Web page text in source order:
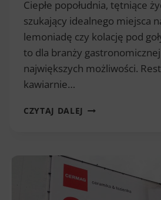
Ciepłe popołudnia, tętniące
szukający idealnego miejsca
lemoniadę czy kolację pod
to dla branży gastronomicznej
największych możliwości.
kawiarnie…
CZYTAJ DALEJ JAK
POZNAJ
NAJLEPSZE
FORMY